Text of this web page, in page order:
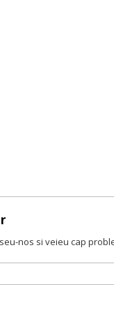
nos si veieu cap